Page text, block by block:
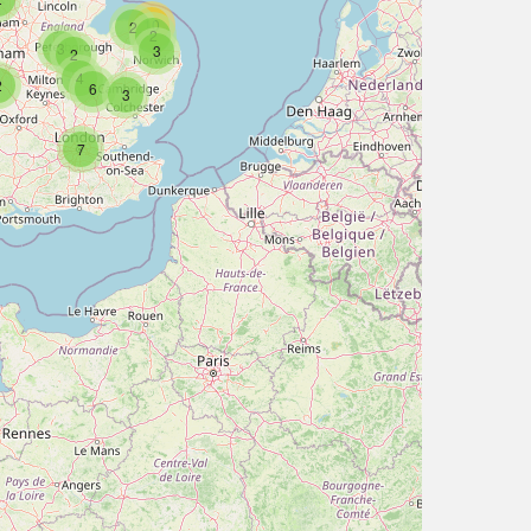
7
4
6 3
2
3
10
2
3 2